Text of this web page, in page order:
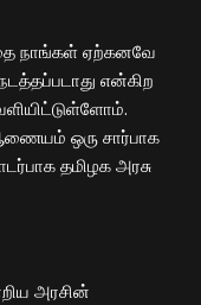
நாங்கள் ஏற்கனவே
என்கிற
ஒரு சார்பாக
தமிழக அரசு
அரசின்